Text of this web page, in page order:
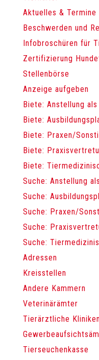
Aktuelles &
Beschwerden und
Infobroschüren für
Zertifizierung
Stellenbörse
Anzeige aufgeben
Biete: Anstellung
Biete:
Biete: Praxen/
Biete:
Biete:
Suche: Anstellung
Suche:
Suche: Praxen/
Suche:
Suche:
Adressen
Kreisstellen
Andere Kammern
Veterinärämter
Tierärztliche
Tierseuchenkasse